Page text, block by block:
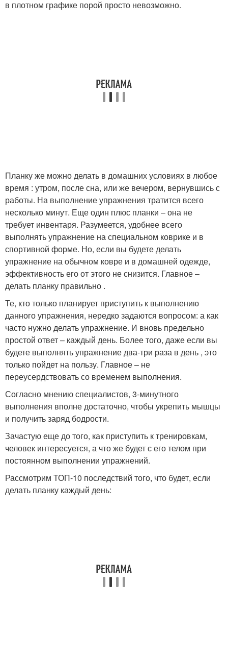
в плотном графике порой просто невозможно.
Планку же можно делать в домашних условиях в любое
время : утром, после сна, или же вечером, вернувшись с
работы. На выполнение упражнения тратится всего
несколько минут. Еще один плюс планки – она не
требует инвентаря. Разумеется, удобнее всего
выполнять упражнение на специальном коврике и в
спортивной форме. Но, если вы будете делать
упражнение на обычном ковре и в домашней одежде,
эффективность его от этого не снизится. Главное –
делать планку правильно .
Те, кто только планирует приступить к выполнению
данного упражнения, нередко задаются вопросом: а как
часто нужно делать упражнение. И вновь предельно
простой ответ – каждый день. Более того, даже если вы
будете выполнять упражнение два-три раза в день , это
только пойдет на пользу. Главное – не
переусердствовать со временем выполнения.
Согласно мнению специалистов, 3-минутного
выполнения вполне достаточно, чтобы укрепить мышцы
и получить заряд бодрости.
Зачастую еще до того, как приступить к тренировкам,
человек интересуется, а что же будет с его телом при
постоянном выполнении упражнений.
Рассмотрим ТОП-10 последствий того, что будет, если
делать планку каждый день: